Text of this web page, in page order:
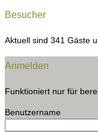
Besucher
Aktuell sind 341 Gäste
Anmelden
Funktioniert nur für
Benutzername